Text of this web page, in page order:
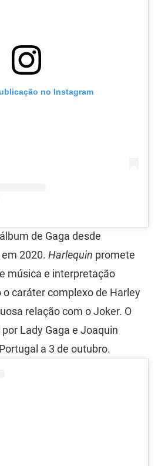
no Instagram
de Gaga desde
2020. Harlequin promete
música e interpretação
caráter complexo de Harley
relação com o Joker. O
Lady Gaga e Joaquin
a 3 de outubro.